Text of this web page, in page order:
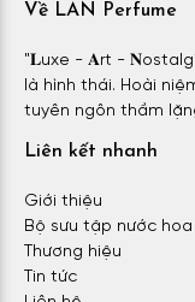
Về LAN Perfume
"𝐋uxe - 𝐀rt -
là hình thái. Hoài
tuyên ngôn thầm
Liên kết nhanh
Giới thiệu
Bộ sưu tập nước hoa
Thương hiệu
Tin tức